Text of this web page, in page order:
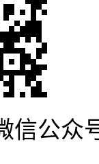
信公众